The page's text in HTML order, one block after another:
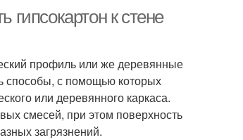
гипсокартон к стене
профиль или же деревянные
способы, с помощью которых
или деревянного каркаса.
смесей, при этом поверхность
загрязнений.